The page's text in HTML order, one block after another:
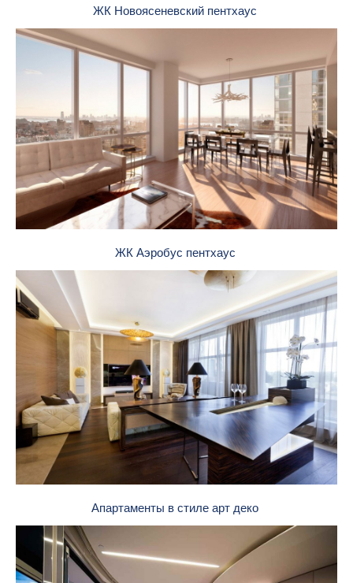
ЖК Новоясеневский пентхаус
ЖК Аэробус пентхаус
Апартаменты в стиле арт деко